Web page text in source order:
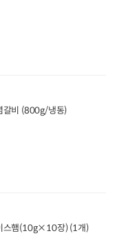
갈비 (800g/냉동)
무항한돈 담백한 슬라이스햄(10g×10장) (1개)